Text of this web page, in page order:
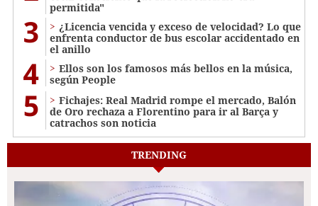
permitida"
3
¿Licencia vencida y exceso de velocidad? Lo que
enfrenta conductor de bus escolar accidentado en
el anillo
4
Ellos son los famosos más bellos en la música,
según People
5
Fichajes: Real Madrid rompe el mercado, Balón
de Oro rechaza a Florentino para ir al Barça y
catrachos son noticia
TRENDING